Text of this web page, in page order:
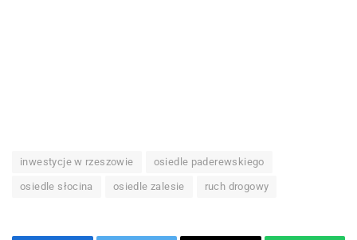
inwestycje w rzeszowie osiedle paderewskiego
osiedle słocina osiedle zalesie ruch drogowy